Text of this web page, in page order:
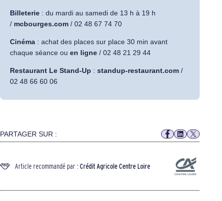
Billeterie : du mardi au samedi de 13 h à 19 h
/ mcbourges.com / 02 48 67 74 70
Cinéma : achat des places sur place 30 min avant
chaque séance ou en ligne / 02 48 21 29 44
Restaurant Le Stand-Up : standup-restaurant.com /
02 48 66 60 06
PARTAGER SUR :
Article recommandé par : Crédit Agricole Centre Loire